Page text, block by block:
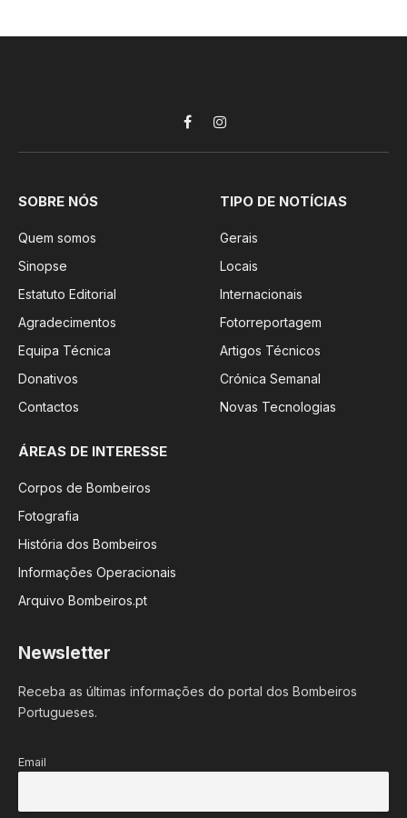
FacebookInstagram
SOBRE NÓS
Quem somos
Sinopse
Estatuto Editorial
Agradecimentos
Equipa Técnica
Donativos
Contactos
TIPO DE NOTÍCIAS
Gerais
Locais
Internacionais
Fotorreportagem
Artigos Técnicos
Crónica Semanal
Novas Tecnologias
ÁREAS DE INTERESSE
Corpos de Bombeiros
Fotografia
História dos Bombeiros
Informações Operacionais
Arquivo Bombeiros.pt
Newsletter
Receba as últimas informações do portal dos Bombeiros
Portugueses.
Email